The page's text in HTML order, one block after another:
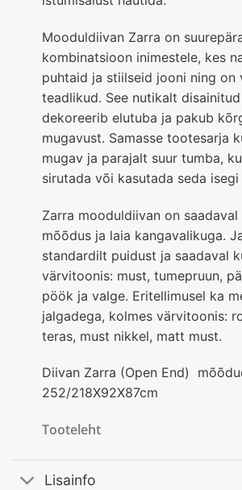
Mooduldiivan Zarra on
kombinatsioon inimestele, kes
puhtaid ja stiilseid jooni ning on
teadlikud. See nutikalt
dekoreerib elutuba ja pakub
mugavust. Samasse tootesarja
mugav ja parajalt suur tumba,
sirutada või kasutada seda isegi
Zarra mooduldiivan on saadaval
mõõdus ja laia kangavalikuga.
standardilt puidust ja saadaval
värvitoonis: must, tumepruun,
pöök ja valge. Eritellimusel ka
jalgadega, kolmes värvitoonis:
teras, must nikkel, matt must.
Diivan Zarra (Open End)
252/218X92X87cm
Tooteleht
Lisainfo